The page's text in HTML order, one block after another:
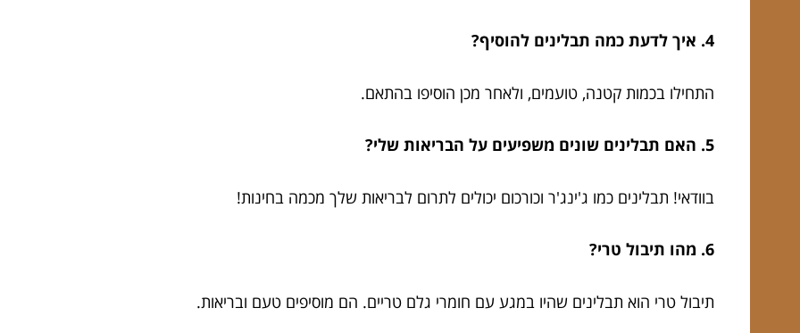
4. איך לדעת כמה תבלינים להוסיף?
התחילו בכמות קטנה, טועמים, ולאחר מכן הוסיפו בהתאם.
5. האם תבלינים שונים משפיעים על הבריאות שלי?
בוודאי! תבלינים כמו ג'ינג'ר וכורכום יכולים לתרום לבריאות שלך מכמה בחינות!
6. מהו תיבול טרי?
תיבול טרי הוא תבלינים שהיו במגע עם חומרי גלם טריים. הם מוסיפים טעם ובריאות.